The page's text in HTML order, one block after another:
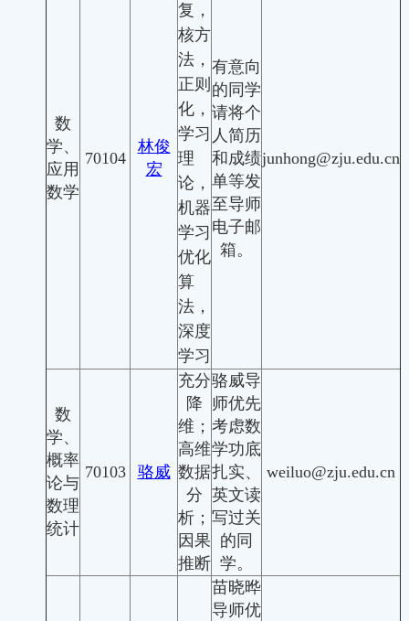
数
学、
应用
数学
70104
林俊
宏
复，
核方
法，
正则
化，
学习
理
论，
机器
学习
优化
算
法，
深度
学习
有意向
的同学
请将个
人简历
和成绩
单等发
至导师
电子邮
箱。
junhong@zju.edu.cn
数
学、
概率
论与
数理
统计
70103 骆威
充分
降
维；
高维
数据
分
析；
因果
推断
骆威导
师优先
考虑数
学功底
扎实、
英文读
写过关
的同
学。
weiluo@zju.edu.cn
苗晓晔
导师优